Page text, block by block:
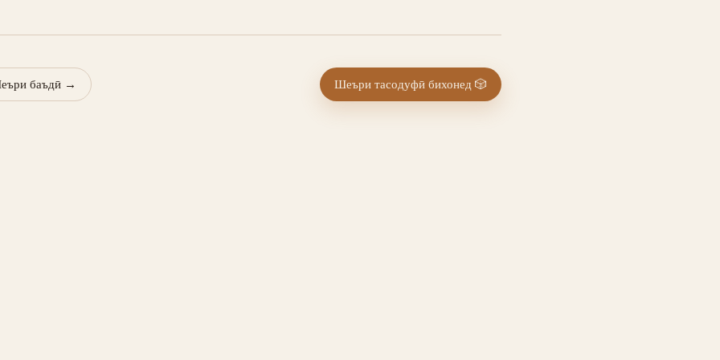
баъдӣ → Шеъри тасодуфӣ бихонед 🎲